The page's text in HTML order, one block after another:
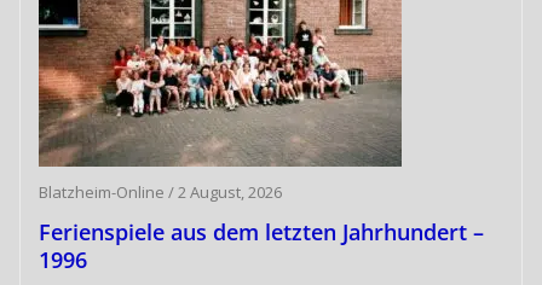
Blatzheim-Online / 2 August, 2026
Ferienspiele aus dem letzten Jahrhundert –
1996